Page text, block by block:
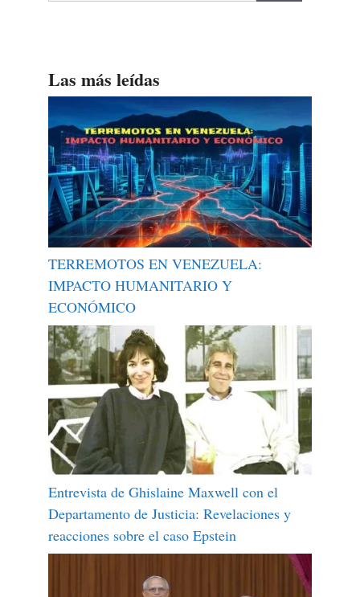
Las más leídas
TERREMOTOS EN VENEZUELA:
IMPACTO HUMANITARIO Y
ECONÓMICO
Entrevista de Ghislaine Maxwell con el
Departamento de Justicia: Revelaciones y
reacciones sobre el caso Epstein